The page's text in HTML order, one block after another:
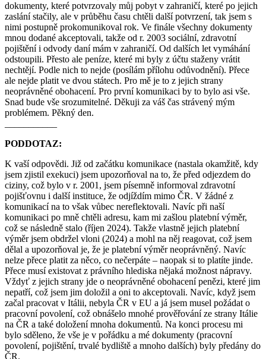
dokumenty, které potvrzovaly můj pobyt v zahraničí, které po jejich
zaslání stačily, ale v průběhu času chtěli další potvrzení, tak jsem s
nimi postupně prokomunikoval rok. Ve finále všechny dokumenty
mnou dodané akceptovali, takže od r. 2003 sociální, zdravotní
pojištění i odvody daní mám v zahraničí. Od dalších let vymáhání
odstoupili. Přesto ale peníze, které mi byly z účtu staženy vrátit
nechtějí. Podle nich to nejde (posílám přílohu odůvodnění). Přece
ale nejde platit ve dvou státech. Pro mě je to z jejich strany
neoprávněné obohacení. Pro první komunikaci by to bylo asi vše.
Snad bude vše srozumitelné. Děkuji za váš čas strávený mým
problémem. Pěkný den.
PODDOTAZ:
K vaší odpovědi. Již od začátku komunikace (nastala okamžitě, kdy
jsem zjistil exekuci) jsem upozorňoval na to, že před odjezdem do
ciziny, což bylo v r. 2001, jsem písemně informoval zdravotní
pojišťovnu i další instituce, že odjíždím mimo ČR. V žádné z
komunikací na to však vůbec nereflektovali. Navíc při naší
komunikaci po mně chtěli adresu, kam mi zašlou platební výměr,
což se následně stalo (říjen 2024). Takže vlastně jejich platební
výměr jsem obdržel vloni (2024) a mohl na něj reagovat, což jsem
dělal a upozorňoval je, že je platební výměr neoprávněný. Navíc
nelze přece platit za něco, co nečerpáte – naopak si to platíte jinde.
Přece musí existovat z právního hlediska nějaká možnost nápravy.
Vždyť z jejich strany jde o neoprávněné obohacení penězi, které jim
nepatří, což jsem jim doložil a oni to akceptovali. Navíc, když jsem
začal pracovat v Itálii, nebyla ČR v EU a já jsem musel požádat o
pracovní povolení, což obnášelo mnohé prověřování ze strany Itálie
na ČR a také doložení mnoha dokumentů. Na konci procesu mi
bylo sděleno, že vše je v pořádku a mé dokumenty (pracovní
povolení, pojištění, trvalé bydliště a mnoho dalších) byly předány do
ČR.